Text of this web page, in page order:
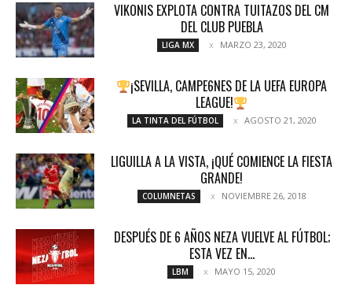
VIKONIS EXPLOTA CONTRA TUITAZOS DEL CM
DEL CLUB PUEBLA
LIGA MX MARZO 23, 2020
¡SEVILLA, CAMPE6NES DE LA UEFA EUROPA
LEAGUE!
LA TINTA DEL FÚTBOL AGOSTO 21, 2020
LIGUILLA A LA VISTA, ¡QUÉ COMIENCE LA FIESTA
GRANDE!
COLUMNETAS NOVIEMBRE 26, 2018
DESPUÉS DE 6 AÑOS NEZA VUELVE AL FÚTBOL;
ESTA VEZ EN...
LBM MAYO 15, 2020